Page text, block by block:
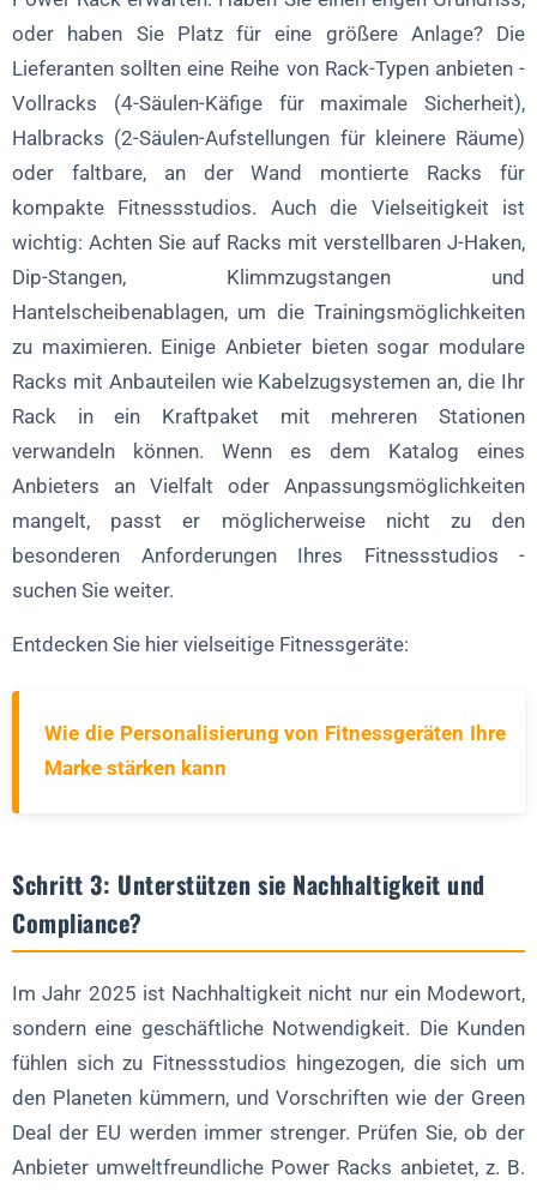
oder haben Sie Platz für eine größere Anlage? Die
Lieferanten sollten eine Reihe von Rack-Typen anbieten -
Vollracks (4-Säulen-Käfige für maximale Sicherheit),
Halbracks (2-Säulen-Aufstellungen für kleinere Räume)
oder faltbare, an der Wand montierte Racks für
kompakte Fitnessstudios. Auch die Vielseitigkeit ist
wichtig: Achten Sie auf Racks mit verstellbaren J-Haken,
Dip-Stangen, Klimmzugstangen und
Hantelscheibenablagen, um die Trainingsmöglichkeiten
zu maximieren. Einige Anbieter bieten sogar modulare
Racks mit Anbauteilen wie Kabelzugsystemen an, die Ihr
Rack in ein Kraftpaket mit mehreren Stationen
verwandeln können. Wenn es dem Katalog eines
Anbieters an Vielfalt oder Anpassungsmöglichkeiten
mangelt, passt er möglicherweise nicht zu den
besonderen Anforderungen Ihres Fitnessstudios -
suchen Sie weiter.
Entdecken Sie hier vielseitige Fitnessgeräte:
Wie die Personalisierung von Fitnessgeräten Ihre
Marke stärken kann
Schritt 3: Unterstützen sie Nachhaltigkeit und
Compliance?
Im Jahr 2025 ist Nachhaltigkeit nicht nur ein Modewort,
sondern eine geschäftliche Notwendigkeit. Die Kunden
fühlen sich zu Fitnessstudios hingezogen, die sich um
den Planeten kümmern, und Vorschriften wie der Green
Deal der EU werden immer strenger. Prüfen Sie, ob der
Anbieter umweltfreundliche Power Racks anbietet, z. B.